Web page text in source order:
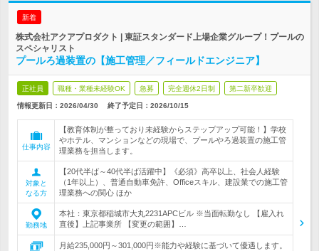
新着
株式会社アクアプロダクト | 東証スタンダード上場企業グループ！プールの
スペシャリスト
プールろ過装置の【施工管理／フィールドエンジニア】
正社員 職種・業種未経験OK 急募 完全週休2日制 第二新卒歓迎
情報更新日：2026/04/30 終了予定日： 2026/10/15
仕事内容
【教育体制が整っており未経験からステップアップ可能！】学校
やホテル、マンションなどの現場で、プールやろ過装置の施工管
理業務を担当します。
対象と
なる方
【20代半ば～40代半ば活躍中】《必須》高卒以上、社会人経験
（1年以上）、普通自動車免許、Officeスキル、建設業での施工管
理業務への関心 ほか
勤務地
本社：東京都稲城市大丸2231APCビル ※当面転勤なし 【雇入れ
直後】上記事業所 【変更の範囲】…
月給235,000円～301,000円※能力や経験に基づいて優遇します。